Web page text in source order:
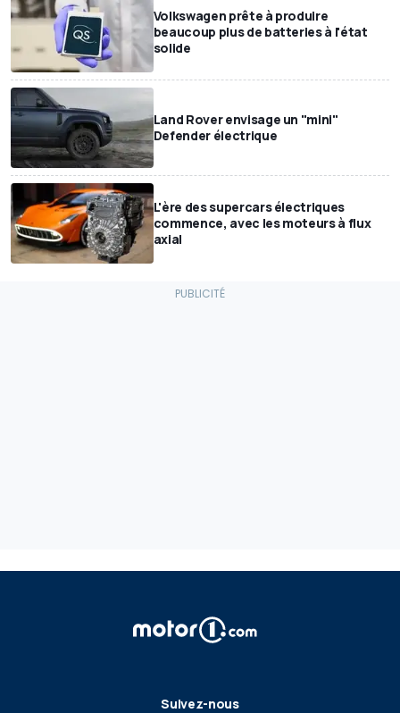
Volkswagen prête à produire
beaucoup plus de batteries à l'état
solide
Land Rover envisage un "mini"
Defender électrique
L'ère des supercars électriques
commence, avec les moteurs à flux
axial
Suivez-nous